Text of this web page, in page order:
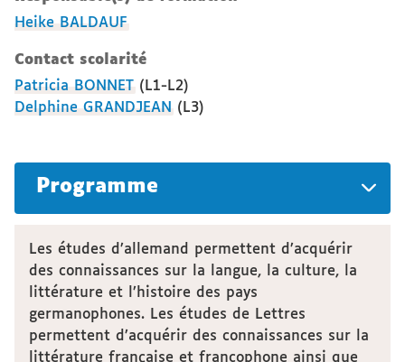
Heike BALDAUF
Contact scolarité
Patricia BONNET (L1-L2)
Delphine GRANDJEAN (L3)
Programme
Les études d’allemand permettent d’acquérir
des connaissances sur la langue, la culture, la
littérature et l’histoire des pays
germanophones. Les études de Lettres
permettent d’acquérir des connaissances sur la
littérature française et francophone ainsi que